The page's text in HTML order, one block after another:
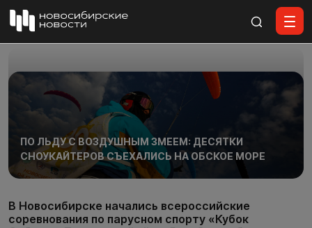
ПО ЛЬДУ С ВОЗДУШНЫМ ЗМЕЕМ: ДЕСЯТКИ
СНОУКАЙТЕРОВ СЪЕХАЛИСЬ НА ОБСКОЕ МОРЕ
В Новосибирске начались всероссийские
соревнования по парусном спорту «Кубок